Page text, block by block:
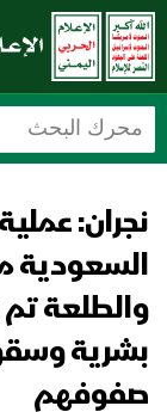
نجران:
السعودية
والطلعة تم
بشرية
صفوفهم